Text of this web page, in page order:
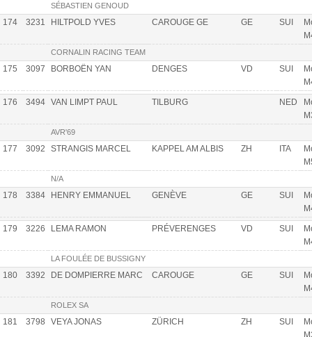
SÉBASTIEN GENOUD
174 3231 HILTPOLD YVES CAROUGE GE GE SUI
CORNALIN RACING TEAM
175 3097 BORBOËN YAN DENGES VD SUI
176 3494 VAN LIMPT PAUL TILBURG NED
AVR'69
177 3092 STRANGIS MARCEL KAPPEL AM ALBIS ZH ITA
N/A
178 3384 HENRY EMMANUEL GENÈVE GE SUI
179 3226 LEMA RAMON PRÉVERENGES VD SUI
LA FOULÉE DE BUSSIGNY
180 3392 DE DOMPIERRE MARC CAROUGE GE SUI
ROLEX SA
181 3798 VEYA JONAS ZÜRICH ZH SUI